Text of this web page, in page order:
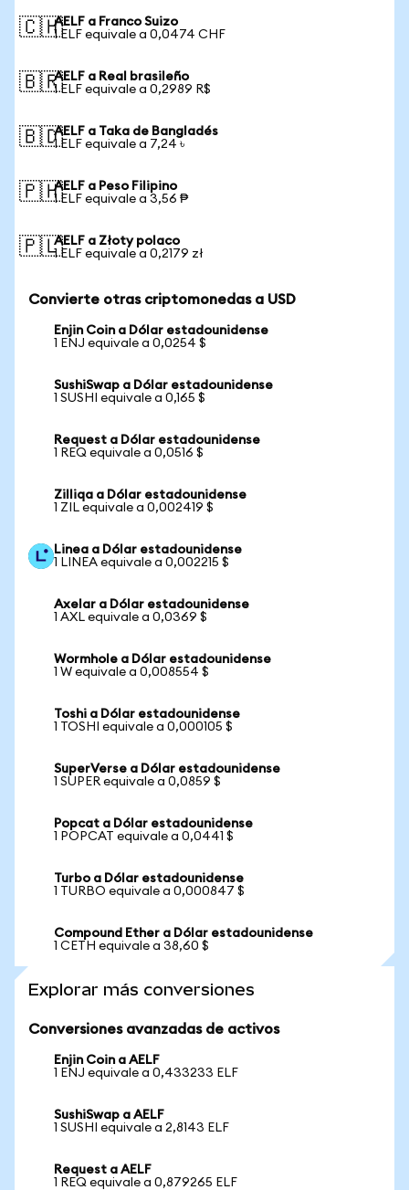
🇨🇭AELF a Franco Suizo
1 ELF equivale a 0,0474 CHF
🇧🇷AELF a Real brasileño
1 ELF equivale a 0,2989 R$
🇧🇩AELF a Taka de Bangladés
1 ELF equivale a 7,24 ৳
🇵🇭AELF a Peso Filipino
1 ELF equivale a 3,56 ₱
🇵🇱AELF a Złoty polaco
1 ELF equivale a 0,2179 zł
Convierte otras criptomonedas a USD
Enjin Coin a Dólar estadounidense
1 ENJ equivale a 0,0254 $
SushiSwap a Dólar estadounidense
1 SUSHI equivale a 0,165 $
Request a Dólar estadounidense
1 REQ equivale a 0,0516 $
Zilliqa a Dólar estadounidense
1 ZIL equivale a 0,002419 $
Linea a Dólar estadounidense
1 LINEA equivale a 0,002215 $
Axelar a Dólar estadounidense
1 AXL equivale a 0,0369 $
Wormhole a Dólar estadounidense
1 W equivale a 0,008554 $
Toshi a Dólar estadounidense
1 TOSHI equivale a 0,000105 $
SuperVerse a Dólar estadounidense
1 SUPER equivale a 0,0859 $
Popcat a Dólar estadounidense
1 POPCAT equivale a 0,0441 $
Turbo a Dólar estadounidense
1 TURBO equivale a 0,000847 $
Compound Ether a Dólar estadounidense
1 CETH equivale a 38,60 $
Explorar más conversiones
Conversiones avanzadas de activos
Enjin Coin a AELF
1 ENJ equivale a 0,433233 ELF
SushiSwap a AELF
1 SUSHI equivale a 2,8143 ELF
Request a AELF
1 REQ equivale a 0,879265 ELF